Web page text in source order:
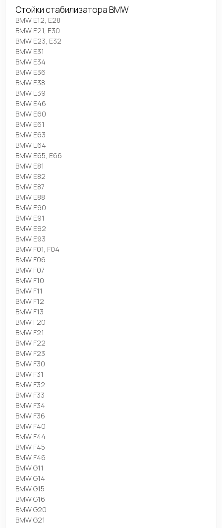
Стойки стабилизатора BMW
BMW E12, E28
BMW E21, E30
BMW E23, E32
BMW E31
BMW E34
BMW E36
BMW E38
BMW E39
BMW E46
BMW E60
BMW E61
BMW E63
BMW E64
BMW E65, E66
BMW E81
BMW E82
BMW E87
BMW E88
BMW E90
BMW E91
BMW E92
BMW E93
BMW F01, F04
BMW F06
BMW F07
BMW F10
BMW F11
BMW F12
BMW F13
BMW F20
BMW F21
BMW F22
BMW F23
BMW F30
BMW F31
BMW F32
BMW F33
BMW F34
BMW F36
BMW F40
BMW F44
BMW F45
BMW F46
BMW G11
BMW G14
BMW G15
BMW G16
BMW G20
BMW G21